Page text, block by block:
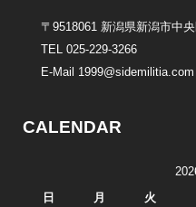
〒9518061 新潟県新潟市中
TEL 025-229-3266
E-Mail 1999@sidemilitia.com
CALENDAR
日 月 火